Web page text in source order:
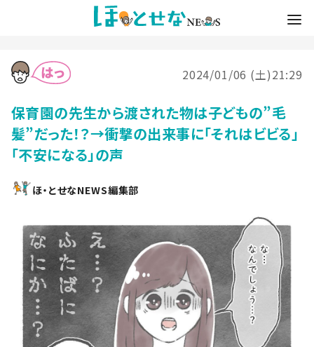
2024/01/06 (土)21:29
保育園の先生から渡された物は子どもの”毛
髪”だった！？→衝撃の出来事に「それはビビる」
「不安になる」の声
ほ・とせなNEWS編集部